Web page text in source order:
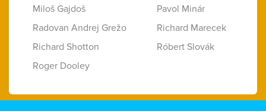
Miloš Gajdoš
Pavol Minár
Radovan Andrej Grežo
Richard Marecek
Richard Shotton
Róbert Slovák
Roger Dooley